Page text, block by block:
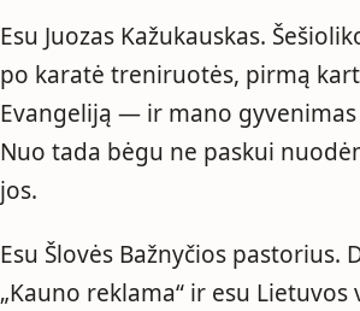
Esu Juozas Kažukauskas.
po karatė treniruotės, pirmą
Evangeliją — ir mano
Nuo tada bėgu ne paskui
jos.
Esu Šlovės Bažnyčios pastorius.
„Kauno reklama“ ir esu Lietuvos